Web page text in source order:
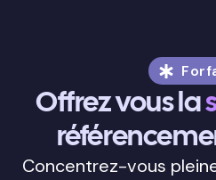
Offrez vous la
Concentrez-vous